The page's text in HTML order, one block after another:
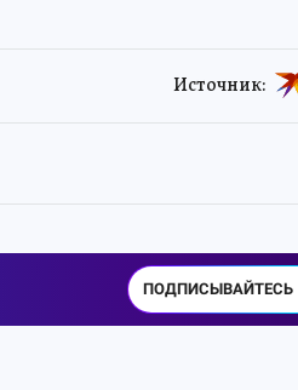
Источник:
ПОДПИСЫВАЙТЕСЬ